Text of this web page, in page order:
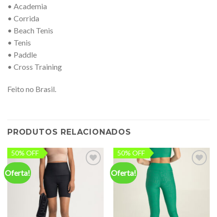
• Academia
• Corrida
• Beach Tenis
• Tenis
• Paddle
• Cross Training
Feito no Brasil.
PRODUTOS RELACIONADOS
Oferta!
50% OFF
Oferta!
50% OFF